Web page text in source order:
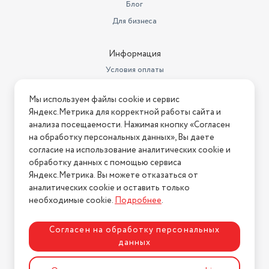
Блог
Для бизнеса
Информация
Условия оплаты
Условия возврата
Нашли ошибку на сайте? Напишите нам
2026 © Интернет-магазин "АстМаркет". У нас есть всё!
Политика конфиденциальности
Разработка сайтаASTDESIGN
Мы используем файлы cookie и сервис
Яндекс.Метрика для корректной работы сайта и
анализа посещаемости. Нажимая кнопку «Согласен
на обработку персональных данных», Вы даете
согласие на использование аналитических cookie и
обработку данных с помощью сервиса
Яндекс.Метрика. Вы можете отказаться от
аналитических cookie и оставить только
необходимые cookie.Подробнее.
Согласен на обработку персональных
данных